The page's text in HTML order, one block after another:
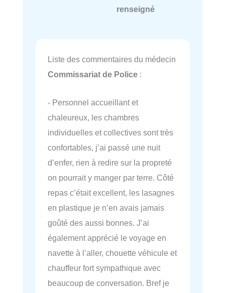
renseigné
Liste des commentaires du médecin
Commissariat de Police :
- Personnel accueillant et
chaleureux, les chambres
individuelles et collectives sont très
confortables, j’ai passé une nuit
d’enfer, rien à redire sur la propreté
on pourrait y manger par terre. Côté
repas c’était excellent, les lasagnes
en plastique je n’en avais jamais
goûté des aussi bonnes. J’ai
également apprécié le voyage en
navette à l’aller, chouette véhicule et
chauffeur fort sympathique avec
beaucoup de conversation. Bref je